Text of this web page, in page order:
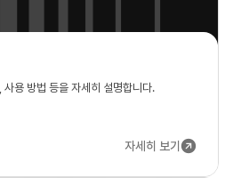
용 방법 등을 자세히 설명합니다.
자세히 보기